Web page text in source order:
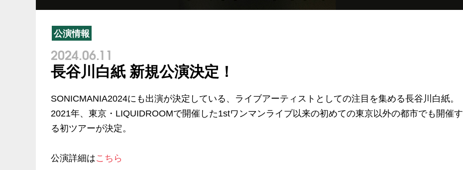
公演情報
2024.06.11
長谷川白紙 新規公演決定！
SONICMANIA2024にも出演が決定している、ライブアーティストとしての注目を集める長谷川白紙。
2021年、東京・LIQUIDROOMで開催した1stワンマンライブ以来の初めての東京以外の都市でも開催す
る初ツアーが決定。
公演詳細はこちら